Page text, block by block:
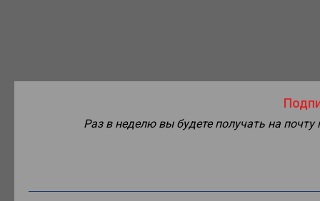
Раз в неделю вы будете получать на